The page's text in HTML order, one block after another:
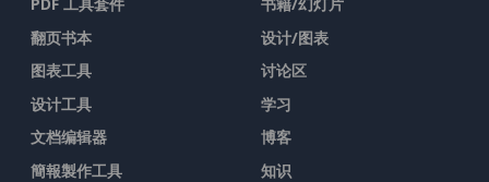
翻页书本
图表工具
设计工具
文档编辑器
簡報製作工具
设计/图表
讨论区
学习
博客
知识